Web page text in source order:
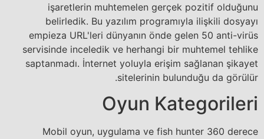
işaretlerin muhtemelen gerçek pozitif olduğunu
belirledik. Bu yazılım programıyla ilişkili dosyayı
empieza URL'leri dünyanın önde gelen 50 anti-virüs
servisinde inceledik ve herhangi bir muhtemel tehlike
saptanmadı. İnternet yoluyla erişim sağlanan şikayet
sitelerinin bulunduğu da görülür.
Oyun Kategorileri
Mobil oyun, uygulama ve fish hunter 360 derece